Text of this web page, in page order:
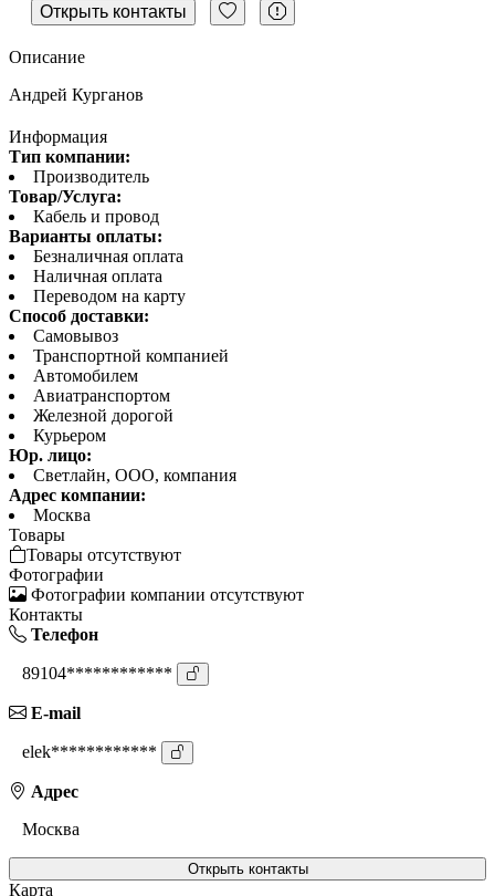
Открыть контакты
Описание
Андрей Курганов
Информация
Тип компании:
Производитель
Товар/Услуга:
Кабель и провод
Варианты оплаты:
Безналичная оплата
Наличная оплата
Переводом на карту
Способ доставки:
Самовывоз
Транспортной компанией
Автомобилем
Авиатранспортом
Железной дорогой
Курьером
Юр. лицо:
Светлайн, ООО, компания
Адрес компании:
Москва
Товары
Товары отсутствуют
Фотографии
Фотографии компании отсутствуют
Контакты
Телефон
89104************
E-mail
elek************
Адрес
Москва
Открыть контакты
Карта